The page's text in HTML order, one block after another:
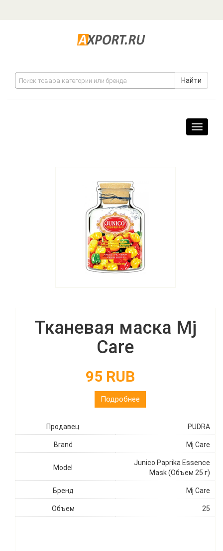
Найти
Тканевая маска Mj
Care
95 RUB
Подробнее
Продавец PUDRA
Brand Mj Care
Model
Junico Paprika Essence
Mask (Объем 25 г)
Бренд Mj Care
Объем 25